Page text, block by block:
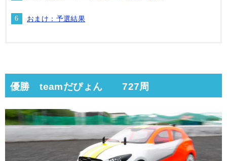
おまけ：予選結果
優勝 teamだぴょん 727周